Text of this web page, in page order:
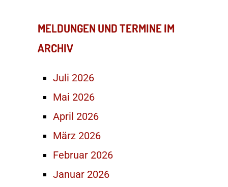
MELDUNGEN UND TERMINE IM
ARCHIV
Juli 2026
Mai 2026
April 2026
März 2026
Februar 2026
Januar 2026